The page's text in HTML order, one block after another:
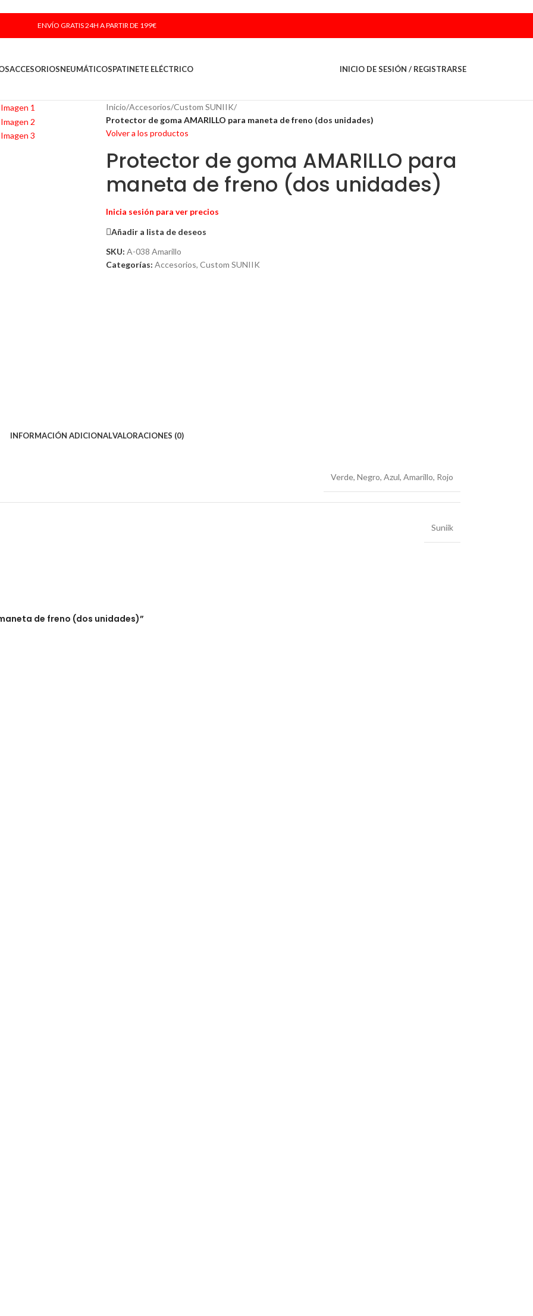
ENVÍO GRATIS 24H A PARTIR DE 199€
ACCESORIOSNEUMÁTICOSPATINETE ELÉCTRICO INICIO DE SESIÓN / REGISTRARSE
Inicio/Accesorios/Custom SUNIIK/
Protector de goma AMARILLO para maneta de freno (dos unidades)
Volver a los productos
Protector de goma AMARILLO para
maneta de freno (dos unidades)
Inicia sesión para ver precios
Añadir a lista de deseos
SKU: A-038 Amarillo
Categorías: Accesorios, Custom SUNIIK
INFORMACIÓN ADICIONALVALORACIONES (0)
Verde, Negro, Azul, Amarillo, Rojo
Suniik
de freno (dos unidades)”